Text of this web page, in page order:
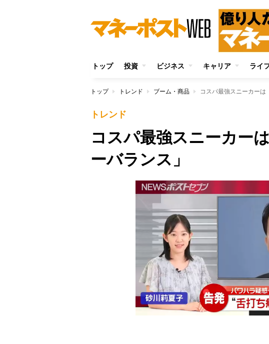
トップ 投資 ビジネス キャリア ライ
トップ トレンド ブーム・商品 コスパ最強スニーカーは
トレンド
コスパ最強スニーカー
ーバランス」